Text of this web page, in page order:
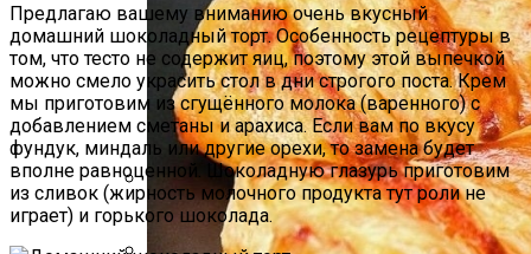
Как Повторно Использовать Воду
После Варки Риса
Предлагаю вашему вниманию очень вкусный
домашний шоколадный торт. Особенность рецептуры в
том, что тесто не содержит яиц, поэтому этой выпечкой
можно смело украсить стол в дни строгого поста. Крем
мы приготовим из сгущённого молока (варенного) с
добавлением сметаны и арахиса. Если вам по вкусу
фундук, миндаль или другие орехи, то замена будет
вполне равноценной. Шоколадную глазурь приготовим
из сливок (жирность молочного продукта тут роли не
играет) и горького шоколада.